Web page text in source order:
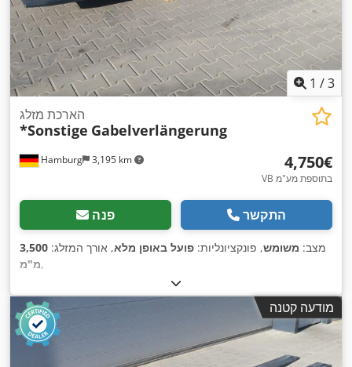
1 /3
Hamburg 3,195 km
הארכת מזלג
*Sonstige Gabelverlängerung
‏4,750 ‏€
VB בתוספת מע"מ
פנה התקשר
מצב: משומש, פונקציונליות: פועל באופן מלא, אורך המזלג: 3,500
מ"מ,
מודעה קטנה